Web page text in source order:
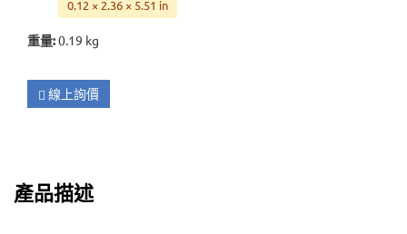
0.12 × 2.36 × 5.51 in
重量:0.19 kg
線上詢價
產品描述